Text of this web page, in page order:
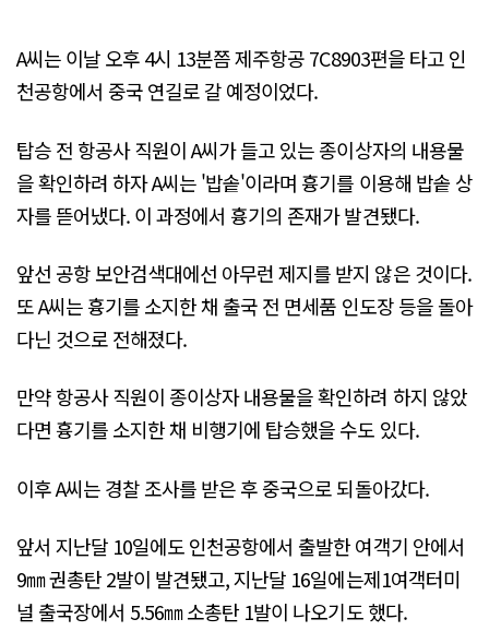
A씨는 이날 오후 4시 13분쯤 제주항공 7C8903편을 타고 인
천공항에서 중국 연길로 갈 예정이었다.
탑승 전 항공사 직원이 A씨가 들고 있는 종이상자의 내용물
을 확인하려 하자 A씨는 '밥솥'이라며 흉기를 이용해 밥솥 상
자를 뜯어냈다. 이 과정에서 흉기의 존재가 발견됐다.
앞선 공항 보안검색대에선 아무런 제지를 받지 않은 것이다.
또 A씨는 흉기를 소지한 채 출국 전 면세품 인도장 등을 돌아
다닌 것으로 전해졌다.
만약 항공사 직원이 종이상자 내용물을 확인하려 하지 않았
다면 흉기를 소지한 채 비행기에 탑승했을 수도 있다.
이후 A씨는 경찰 조사를 받은 후 중국으로 되돌아갔다.
앞서 지난달 10일에도 인천공항에서 출발한 여객기 안에서
9㎜ 권총탄 2발이 발견됐고, 지난달 16일에는제1여객터미
널 출국장에서 5.56㎜ 소총탄 1발이 나오기도 했다.